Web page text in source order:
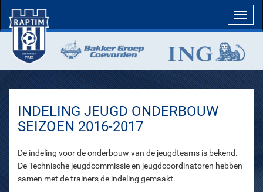
INDELING JEUGD ONDERBOUW
SEIZOEN 2016-2017
De indeling voor de onderbouw van de jeugdteams is bekend.
De Technische jeugdcommissie en jeugdcoordinatoren hebben
samen met de trainers de indeling gemaakt.